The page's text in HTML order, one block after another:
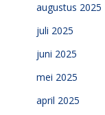
augustus 2025
juli 2025
juni 2025
mei 2025
april 2025